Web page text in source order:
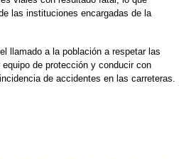
las instituciones encargadas de la
llamado a la población a respetar las
de protección y conducir con
de accidentes en las carreteras.